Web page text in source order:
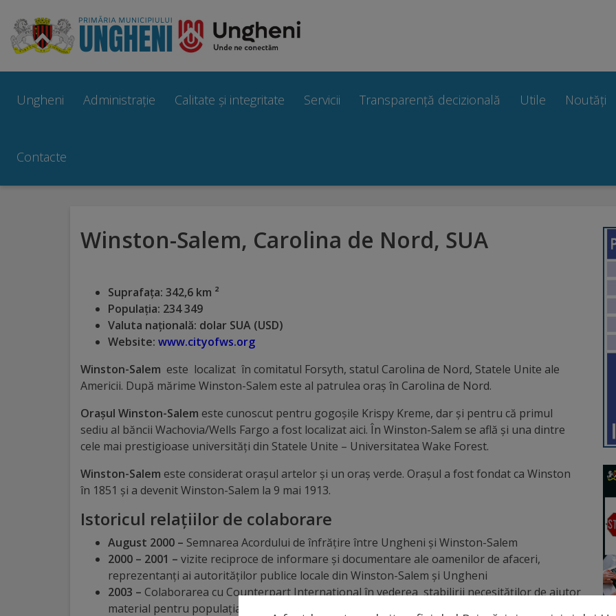
Ungheni
Prezentare
Simbolurile
orașului
brand
Distincții
Cetățeni
onoare
Deținători
„Merite
pentru
Ungheni”
Ungheni Administrație Calitate și integritate Servicii Transparență decizională Utile Noutăți
Contacte
Winston-Salem, Carolina de Nord, SUA
Suprafața: 342,6 km ²
Populația: 234 349
Valuta națională: dolar SUA (USD)
Website: www.cityofws.org
Winston-Salem este localizat în comitatul Forsyth, statul Carolina de Nord, Statele Unite ale
Americii. După mărime Winston-Salem este al patrulea oraș în Carolina de Nord.
Orașul Winston-Salem este cunoscut pentru gogoșile Krispy Kreme, dar și pentru că primul
sediu al băncii Wachovia/Wells Fargo a fost localizat aici. În Winston-Salem se află și una dintre
cele mai prestigioase universități din Statele Unite – Universitatea Wake Forest.
Winston-Salem este considerat orașul artelor și un oraș verde. Orașul a fost fondat ca Winston
în 1851 și a devenit Winston-Salem la 9 mai 1913.
Istoricul relațiilor de colaborare
August 2000 – Semnarea Acordului de înfrățire între Ungheni și Winston-Salem
2000 – 2001 – vizite reciproce de informare și documentare ale oamenilor de afaceri,
reprezentanți ai autorităților publice locale din Winston-Salem şi Ungheni
2003 – Colaborarea cu Counterpart International în vederea stabilirii necesităţilor de ajutor
material pentru populaţia din or.Ungheni